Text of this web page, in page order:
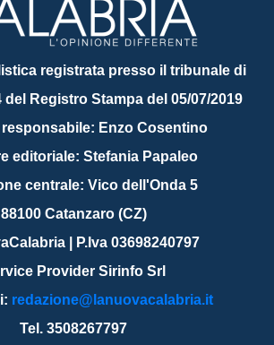
registrata presso il tribunale di
del Registro Stampa del 05/07/2019
responsabile: Enzo Cosentino
editoriale: Stefania Papaleo
centrale: Vico dell'Onda 5
88100 Catanzaro (CZ)
| P.Iva 03698240797
Provider Sirinfo Srl
redazione@lanuovacalabria.it
Tel. 3508267797